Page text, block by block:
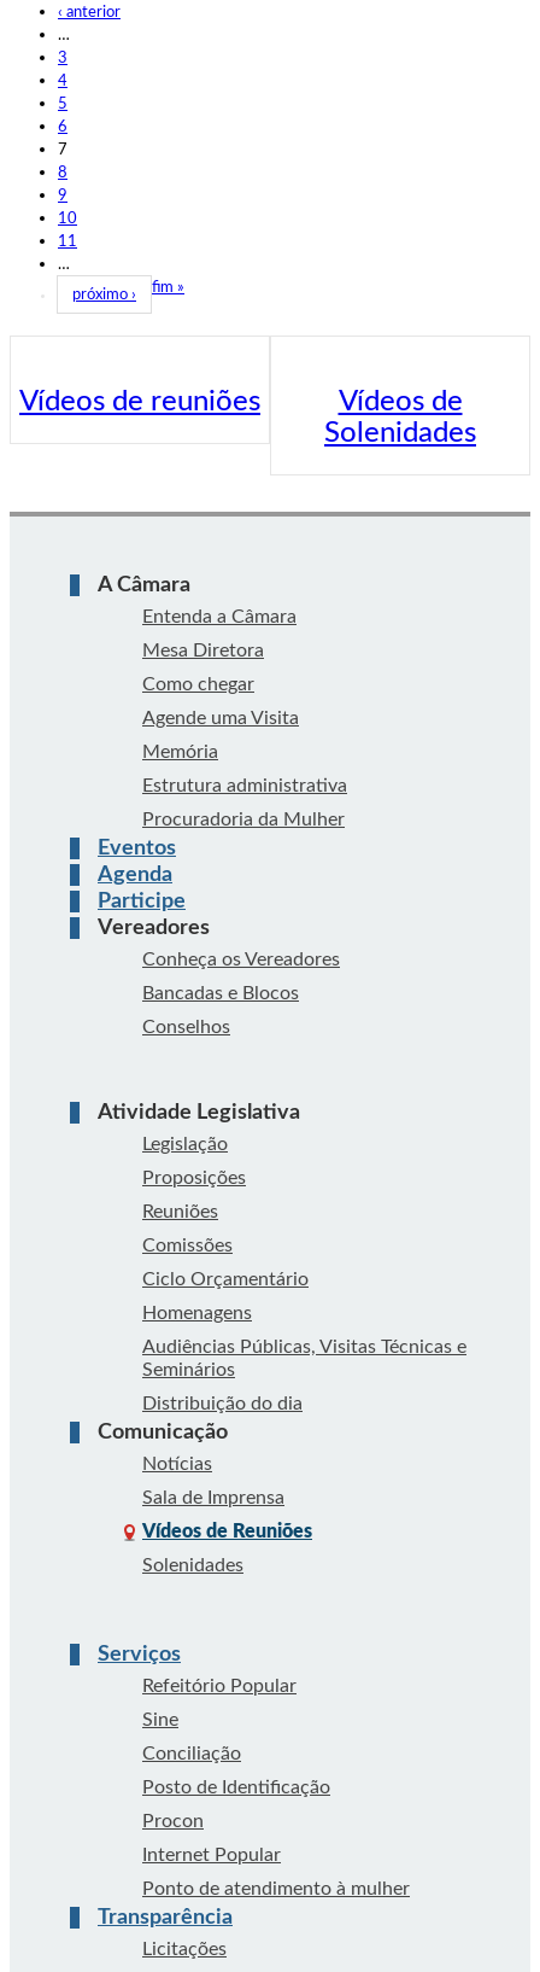
‹ anterior
…
3
4
5
6
7
8
9
10
11
…
próximo › fim »
Vídeos de reuniões
Vídeos de
Solenidades
A Câmara
Entenda a Câmara
Mesa Diretora
Como chegar
Agende uma Visita
Memória
Estrutura administrativa
Procuradoria da Mulher
Eventos
Agenda
Participe
Vereadores
Conheça os Vereadores
Bancadas e Blocos
Conselhos
Atividade Legislativa
Legislação
Proposições
Reuniões
Comissões
Ciclo Orçamentário
Homenagens
Audiências Públicas, Visitas Técnicas e
Seminários
Distribuição do dia
Comunicação
Notícias
Sala de Imprensa
Vídeos de Reuniões
Solenidades
Serviços
Refeitório Popular
Sine
Conciliação
Posto de Identificação
Procon
Internet Popular
Ponto de atendimento à mulher
Transparência
Licitações